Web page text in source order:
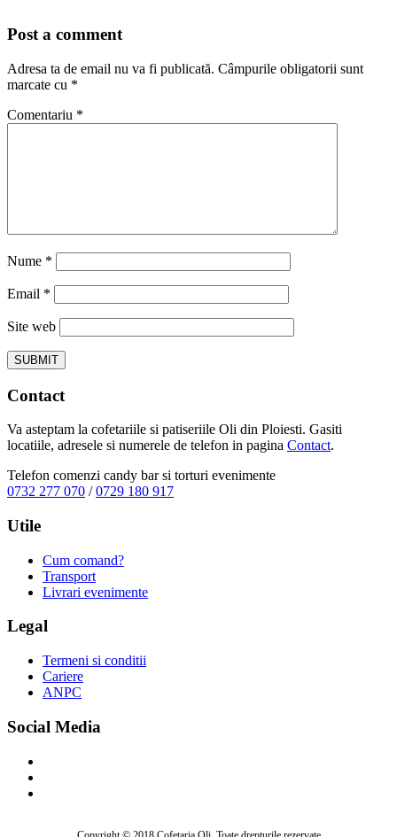
Post a comment
Adresa ta de email nu va fi publicată. Câmpurile obligatorii sunt
marcate cu *
Comentariu *
Nume *
Email *
Site web
Contact
Va asteptam la cofetariile si patiseriile Oli din Ploiesti. Gasiti
locatiile, adresele si numerele de telefon in pagina Contact.
Telefon comenzi candy bar si torturi evenimente
0732 277 070 /0729 180 917
Utile
Cum comand?
Transport
Livrari evenimente
Legal
Termeni si conditii
Cariere
ANPC
Social Media